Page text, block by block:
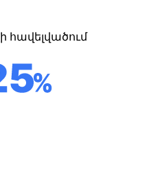
հավելվածում